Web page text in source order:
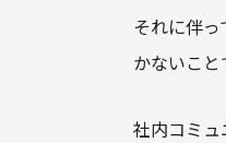
それに伴
かないこと
社内コミュ